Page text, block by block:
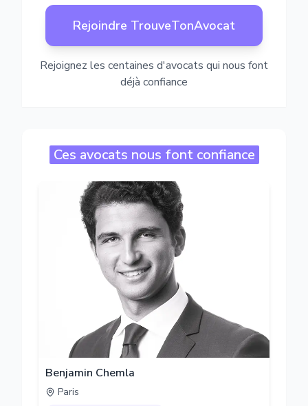
Rejoindre TrouveTonAvocat
Rejoignez les centaines d'avocats qui nous font
déjà confiance
Ces avocats nous font confiance
Benjamin Chemla
Paris